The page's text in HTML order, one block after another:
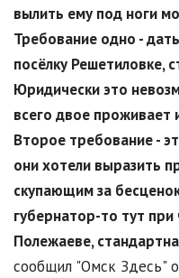
вылить ему под ноги
Требование одно -
посёлку Решетиловке,
Юридически это
всего двое проживает
Второе требование -
они хотели выразить
скупающим за
губернатор-то тут
Полежаеве,
сообщил "Омск Здесь"